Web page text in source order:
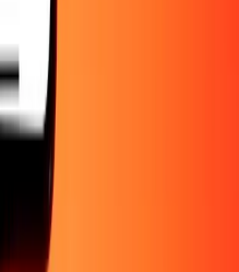
Corporativo